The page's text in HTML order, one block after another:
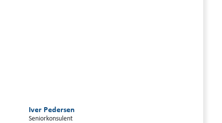
Iver Pedersen
Seniorkonsulent